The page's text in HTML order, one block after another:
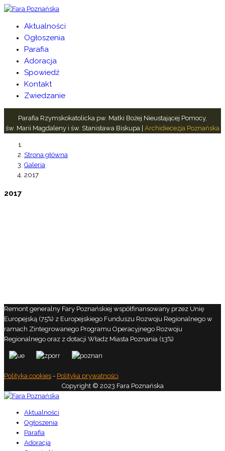
Aktualności
Ogłoszenia
Parafia
Adoracja
Spowiedź
Kontakt
Zwiedzanie
Parafia Rzymskokatolicka pw. Matki Bożej Nieustającej Pomocy,
św. Marii Magdaleny i św. Stanisława Biskupa | Archidiecezja Poznańska
Strona główna
Galeria
2017
2017
Remont generalny Fary Poznańskiej współfinansowany przez Unię
Europejską (75%) z Europejskiego Funduszu Rozwoju Regionalnego w
ramach Zintegrowanego Programu Operacyjnego Rozwoju
Regionalnego oraz z dotacji Władz Miasta Poznania (13%)
Polityka cookies - Polityka prywatności
Copyright © 2023 Fara Poznańska
Aktualności
Ogłoszenia
Parafia
Adoracja